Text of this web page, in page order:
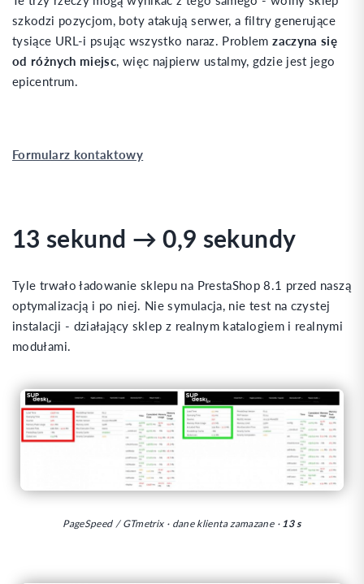
szkodzi pozycjom, boty atakują serwer, a filtry generujące
tysiące URL-i psując wszystko naraz. Problemzaczyna się
od różnych miejsc, więc najpierw ustalmy, gdzie jest jego
epicentrum.
Formularz kontaktowy
13 sekund → 0,9 sekundy
Tyle trwało ładowanie sklepu na PrestaShop 8.1 przed naszą
optymalizacją i po niej. Nie symulacja, nie test na czystej
instalacji - działający sklep z realnym katalogiem i realnymi
modułami.
PageSpeed / GTmetrix · dane klienta zamazane · 13 s